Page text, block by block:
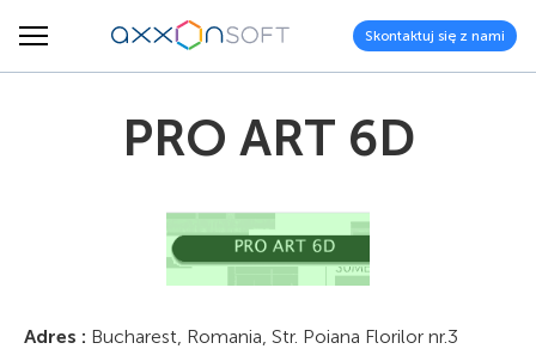
Skontaktuj się z nami
PRO ART 6D
Adres : Bucharest, Romania, Str. Poiana Florilor nr.3